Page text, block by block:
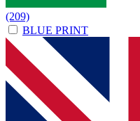
(209)
BLUE PRINT